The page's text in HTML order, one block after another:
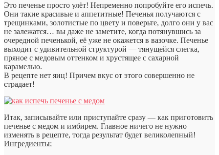
Это печенье просто улёт! Непременно попробуйте его испечь.
Они такие красивые и аппетитные! Печенья получаются с
трещинками, золотистые по цвету и поверьте, долго они у вас
не залежатся… вы даже не заметите, когда потянувшись за
очередной печенькой, её уже не окажется в вазочке. Печенье
выходит с удивительной структурой — тянущейся слегка,
пряное с медовым оттенком и хрустящее с сахарной
карамелью.
В рецепте нет яиц! Причем вкус от этого совершенно не
страдает!
Итак, записывайте или приступайте сразу — как приготовить
печенье с медом и имбирем. Главное ничего не нужно
изменять в рецепте, тогда результат будет великолепный!
Ингредиенты: